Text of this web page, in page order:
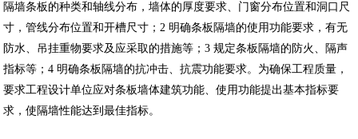
隔墙条板的种类和轴线分布，墙体的厚度要求、门窗分布位置和洞口尺
寸，管线分布位置和开槽尺寸；2 明确条板隔墙的使用功能要求，有无
防水、吊挂重物要求及应采取的措施等；3 规定条板隔墙的防火、隔声
指标等；4 明确条板隔墙的抗冲击、抗震功能要求。为确保工程质量，
要求工程设计单位应对条板墙体建筑功能、使用功能提出基本指标要
求，使隔墙性能达到最佳指标。